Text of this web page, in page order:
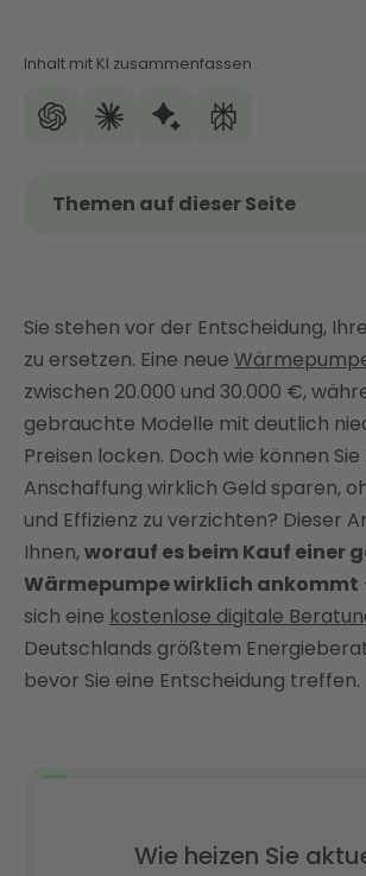
Inhalt mit KI zusammenfassen
Themen auf dieser Seite
nach Typ
Gebrauchte Wärmepumpe kaufen:
Sie achten
Kosten und Wirtschaftlichkeit:
Installation und Integration ins
Marken-Check: Stiebel Eltron,
Wärmepumpe?
Fazit: Mit Enter die richtige
und durchschnittlich 3.360 € jährlich
Sie stehen vor der Entscheidung,
zu ersetzen. Eine neue
zwischen 20.000 und 30.000 €,
gebrauchte Modelle mit deutlich
Preisen locken. Doch wie können
Anschaffung wirklich Geld sparen,
und Effizienz zu verzichten? Dieser
Ihnen, worauf es beim Kauf einer
Wärmepumpe wirklich ankommt
sich eine kostenlose digitale
Deutschlands größtem
bevor Sie eine Entscheidung treffen.